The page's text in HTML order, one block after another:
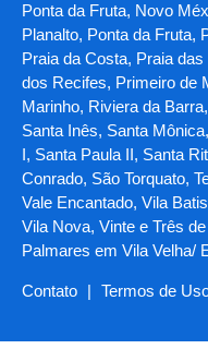
Ponta da Fruta, Novo
Planalto, Ponta da Fruta,
Praia da Costa, Praia
dos Recifes, Primeiro de
Marinho, Riviera da
Santa Inês, Santa
I, Santa Paula II, Santa
Conrado, São Torquato,
Vale Encantado, Vila
Vila Nova, Vinte e Três
Palmares em Vila Velha/
Contato | Termos de